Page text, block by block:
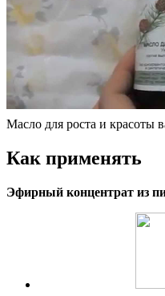
Масло для роста и красоты
Как применять
Эфирный концентрат из